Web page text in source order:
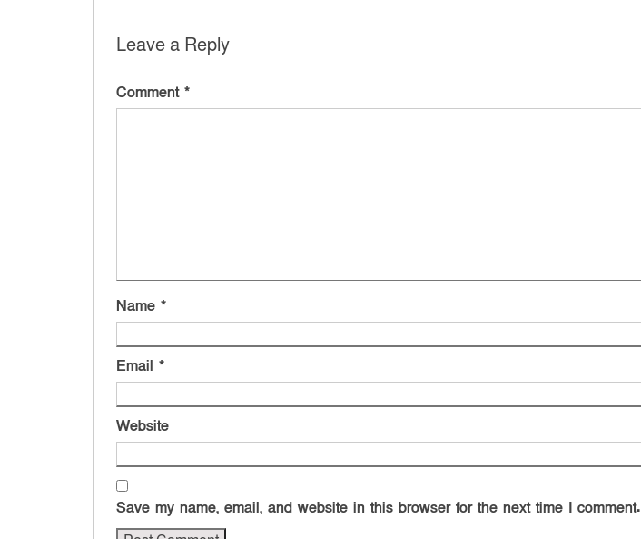
Leave a Reply
Comment *
Name *
Email *
Website
Save my name, email, and website in this browser for the next time I comment.